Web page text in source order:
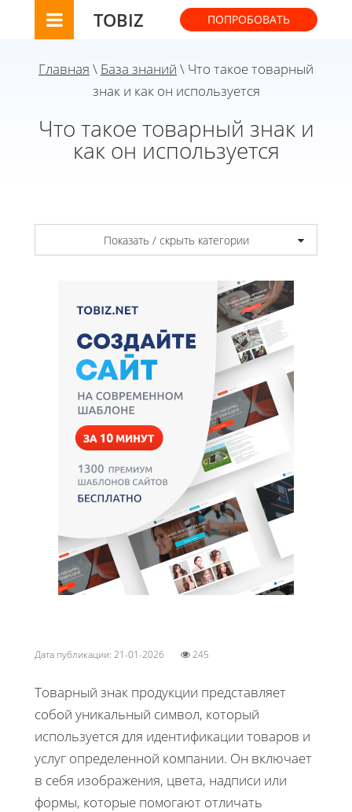
TOBIZ ПОПРОБОВАТЬ
Главная \ База знаний \ Что такое товарный
знак и как он используется
Что такое товарный знак и
как он используется
Показать / скрыть категории
Дата публикации: 21-01-2026 245
Товарный знак продукции представляет
собой уникальный символ, который
используется для идентификации товаров и
услуг определенной компании. Он включает
в себя изображения, цвета, надписи или
формы, которые помогают отличать